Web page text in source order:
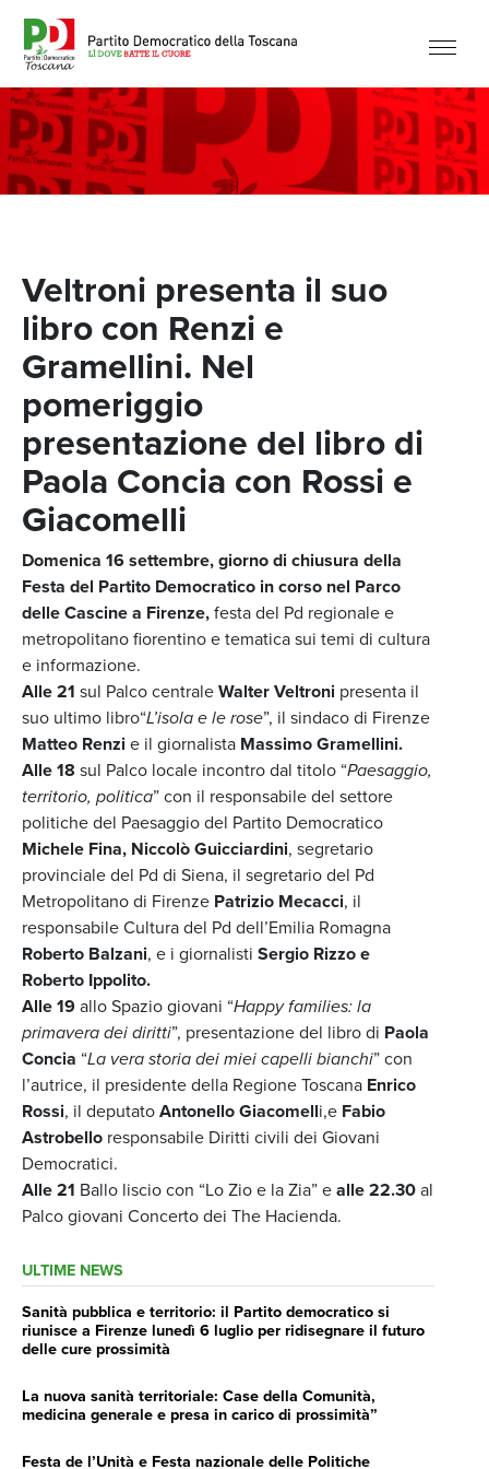
Veltroni presenta il suo
libro con Renzi e
Gramellini. Nel
pomeriggio
presentazione del libro di
Paola Concia con Rossi e
Giacomelli
Domenica 16 settembre, giorno di chiusura della
Festa del Partito Democratico in corso nel Parco
delle Cascine a Firenze,festa del Pd regionale e
metropolitano fiorentino e tematica sui temi di cultura
e informazione.
Alle 21 sul Palco centraleWalter Veltroni presenta il
suo ultimo libro“L’isola e le rose”, il sindaco di Firenze
Matteo Renzi e il giornalista Massimo Gramellini.
Alle 18 sul Palco locale incontro dal titolo “Paesaggio,
territorio, politica” con il responsabile del settore
politiche del Paesaggio del Partito Democratico
Michele Fina, Niccolò Guicciardini, segretario
provinciale del Pd di Siena, il segretario del Pd
Metropolitano di Firenze Patrizio Mecacci, il
responsabile Cultura del Pd dell’Emilia Romagna
Roberto Balzani, e i giornalisti Sergio Rizzo e
Roberto Ippolito.
Alle 19allo Spazio giovani “Happy families: la
primavera dei diritti”, presentazione del libro di Paola
Concia “La vera storia dei miei capelli bianchi” con
l’autrice, il presidente della Regione Toscana Enrico
Rossi, il deputatoAntonello Giacomelli,e Fabio
Astrobello responsabile Diritti civili dei Giovani
Democratici.
Alle 21 Ballo liscio con “Lo Zio e la Zia” ealle 22.30al
Palco giovani Concerto dei The Hacienda.
ULTIME NEWS
Sanità pubblica e territorio: il Partito democratico si
riunisce a Firenze lunedì 6 luglio per ridisegnare il futuro
delle cure prossimità
La nuova sanità territoriale: Case della Comunità,
medicina generale e presa in carico di prossimità”
Festa de l’Unità e Festa nazionale delle Politiche